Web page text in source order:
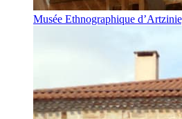
Musée Ethnographique